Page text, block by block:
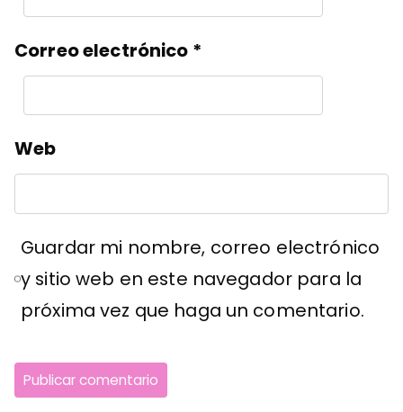
Correo electrónico *
Web
Guardar mi nombre, correo electrónico
y sitio web en este navegador para la
próxima vez que haga un comentario.